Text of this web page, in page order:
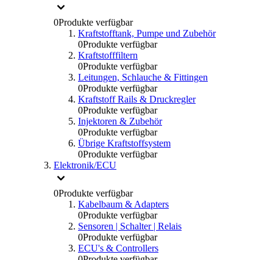
0Produkte verfügbar
Kraftstofftank, Pumpe und Zubehör
0Produkte verfügbar
Kraftstofffiltern
0Produkte verfügbar
Leitungen, Schlauche & Fittingen
0Produkte verfügbar
Kraftstoff Rails & Druckregler
0Produkte verfügbar
Injektoren & Zubehör
0Produkte verfügbar
Übrige Kraftstoffsystem
0Produkte verfügbar
Elektronik/ECU
0Produkte verfügbar
Kabelbaum & Adapters
0Produkte verfügbar
Sensoren | Schalter | Relais
0Produkte verfügbar
ECU's & Controllers